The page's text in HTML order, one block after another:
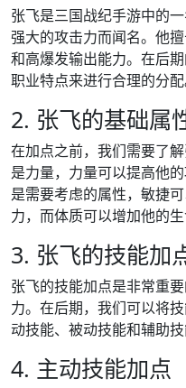
张飞是三国战纪手游中的
强大的攻击力而闻名。他
和高爆发输出能力。在后
职业特点来进行合理的分配
2. 张飞的基础属
在加点之前，我们需要了
是力量，力量可以提高他
是需要考虑的属性，敏捷
力，而体质可以增加他的生
3. 张飞的技能加
张飞的技能加点是非常重
力。在后期，我们可以将
动技能、被动技能和辅助技
4. 主动技能加点